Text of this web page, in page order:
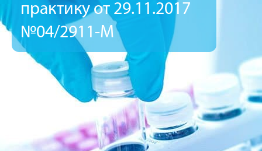
практику от 29.11.2017
№04/2911-М